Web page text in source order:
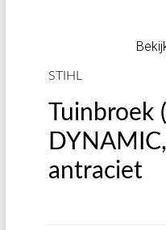
STIHL
Tuinbroek
antraciet